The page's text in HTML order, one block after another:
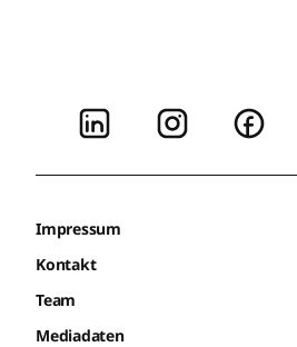
Impressum
Kontakt
Team
Mediadaten